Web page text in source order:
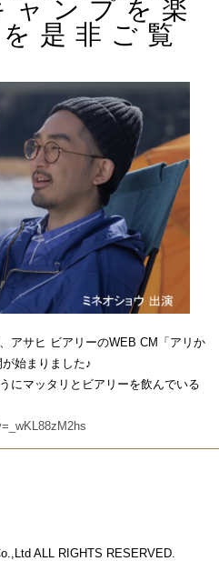
ャンプを楽
是非ご覧
アサヒ ビアリーのWEB CM「アリか
始まりました♪
にマッタリとビアリーを飲んでいる
ALL RIGHTS RESERVED.